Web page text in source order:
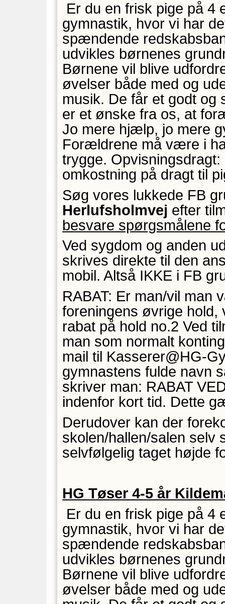
Er du en frisk pige på 4
gymnastik, hvor vi har
spændende
udvikles børnenes
Børnene vil blive
øvelser både med og
musik. De får et godt og
er et ønske fra os, at
Jo mere hjælp, jo mere
Forældrene må være i
trygge.
omkostning på dragt til
Søg vores lukkede FB
Herlufsholmvej efter
besvare spørgsmålene
Ved sygdom og anden
skrives direkte til den
mobil. Altså IKKE i FB
RABAT: Er man/vil man
foreningens øvrige hold,
rabat på hold no.2 Ved
man som normalt
mail til Kasserer@HG-
gymnastens fulde navn
skriver man: RABAT
indenfor kort tid. Dette
Derudover kan der
skolen/hallen/salen selv
selvfølgelig taget højde
HG Tøser 4-5 år
Er du en frisk pige på 4
gymnastik, hvor vi har
spændende
udvikles børnenes
Børnene vil blive
øvelser både med og